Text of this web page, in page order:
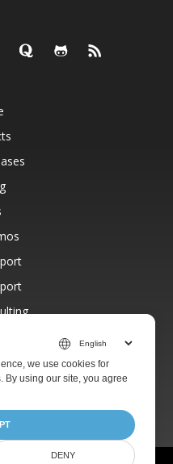
we use cookies for
By using our site, you agree
DENY